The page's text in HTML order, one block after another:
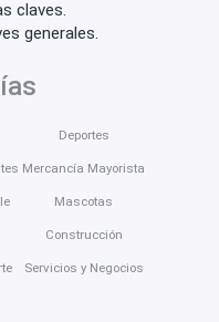
claves.
generales.
Deportes
Mercancía Mayorista
Mascotas
Construcción
Servicios y Negocios